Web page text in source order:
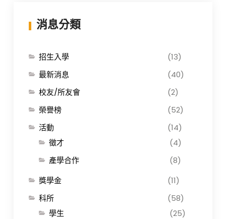
消息分類
招生入學
(13)
最新消息
(40)
校友/所友會
(2)
榮譽榜
(52)
活動
(14)
徵才
(4)
產學合作
(8)
獎學金
(11)
科所
(58)
學生
(25)